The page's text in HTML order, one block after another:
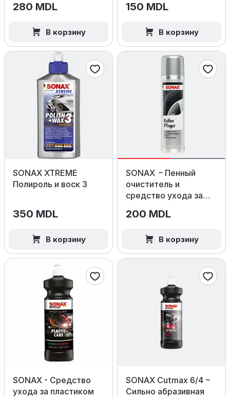
поверхностями, 250
280 MDL
В корзину
150 MDL
В корзину
SONAX XTREME
Полироль и воск 3
350 MDL
В корзину
SONAX – Пенный
очиститель и
средство ухода за
200 MDL
В корзину
SONAX - Средство
ухода за пластиком
SONAX Cutmax 6/4 –
Сильно абразивная